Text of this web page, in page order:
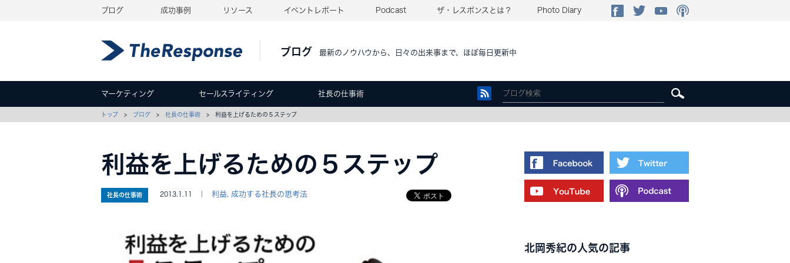
ブログ 成功事例 リソース イベントレポート Podcast ザ・レスポンスとは？ Photo Diary
ブログ 最新のノウハウから、日々の出来事まで、ほぼ毎日更新中
マーケティング セールスライティング 社長の仕事術
トップ > ブログ > 社長の仕事術 > 利益を上げるための５ステップ
利益を上げるための５ステップ
社長の仕事術 2013.1.11 ｜ 利益 成功する社長の思考法
北岡秀紀の人気の記事